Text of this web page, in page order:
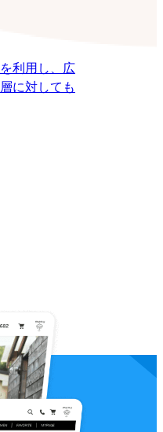
利用し、広
に対しても